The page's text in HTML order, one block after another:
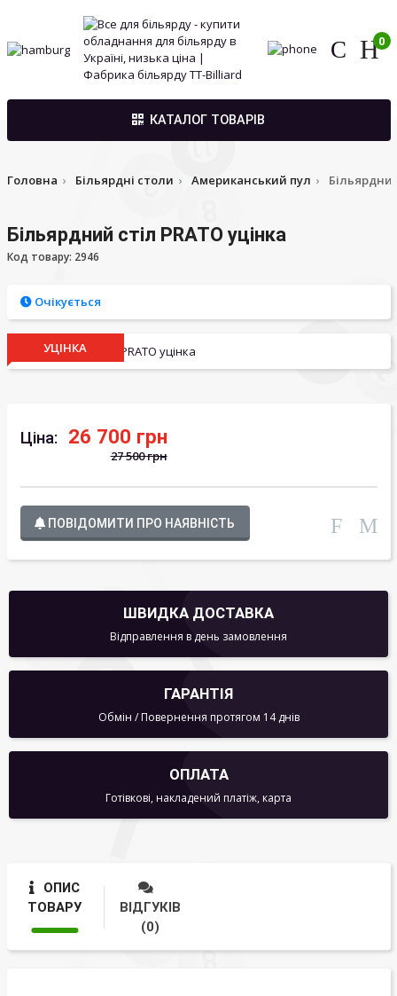
0
КАТАЛОГ ТОВАРІВ
Головна Більярдні столи Американський пул
Більярдний стіл PRATO уцінка
Код товару: 2946
Очікується
УЦІНКА
Ціна: 26 700 грн
27 500 грн
ПОВІДОМИТИ ПРО НАЯВНІСТЬ
ШВИДКА ДОСТАВКА
Відправлення в день замовлення
ГАРАНТІЯ
Обмін / Повернення протягом 14 днів
ОПЛАТА
Готівкові, накладений платіж, карта
ОПИС
ТОВАРУ
ВІДГУКІВ
(0)